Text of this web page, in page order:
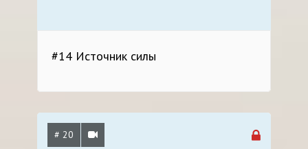
#14 Источник силы
# 20